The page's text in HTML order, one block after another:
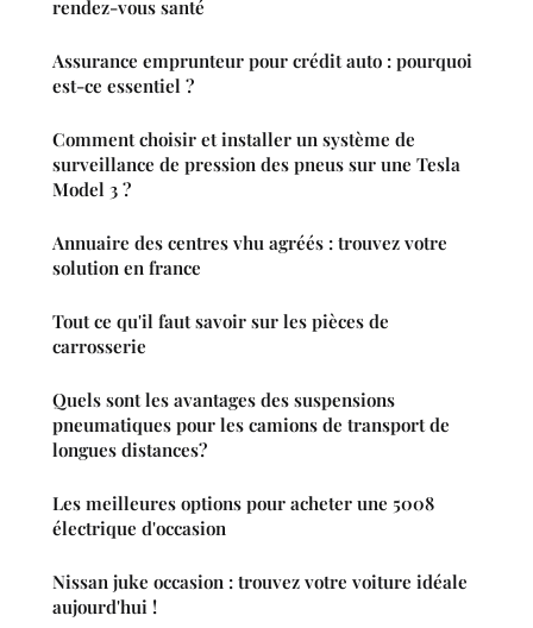
rendez-vous santé
Assurance emprunteur pour crédit auto : pourquoi
est-ce essentiel ?
Comment choisir et installer un système de
surveillance de pression des pneus sur une Tesla
Model 3 ?
Annuaire des centres vhu agréés : trouvez votre
solution en france
Tout ce qu'il faut savoir sur les pièces de
carrosserie
Quels sont les avantages des suspensions
pneumatiques pour les camions de transport de
longues distances?
Les meilleures options pour acheter une 5008
électrique d'occasion
Nissan juke occasion : trouvez votre voiture idéale
aujourd'hui !